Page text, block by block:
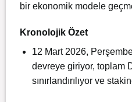
bir ekonomik modele
Kronolojik Özet
12 Mart 2026,
devreye giriyor, toplam
sınırlandırılıyor ve